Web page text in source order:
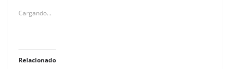
Cargando...
Relacionado